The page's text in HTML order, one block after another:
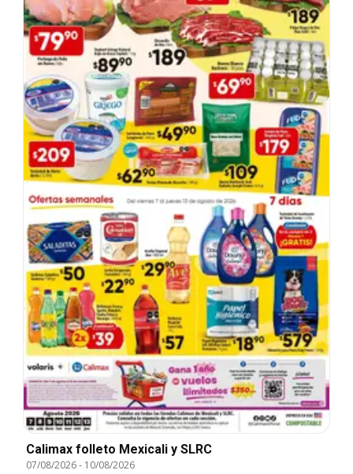
Calimax folleto Mexicali y SLRC
07/08/2026- 10/08/2026